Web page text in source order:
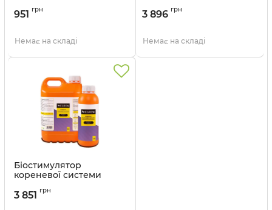
951 грн
Немає на складі
3 896 грн
Немає на складі
Біостимулятор
кореневої системи
Артикул:
3 851 грн